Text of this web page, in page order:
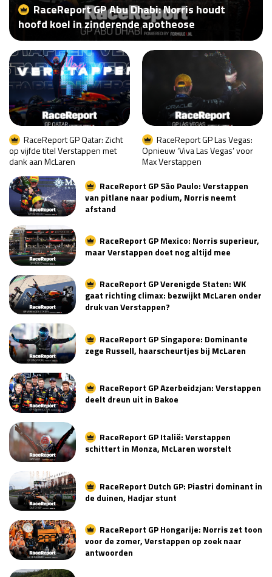
Race
za 13:00 - 15:00
GP VERENIGDE STATEN 2026 23 - 25 okt
Kwalificatie
za 23:00 - 00:00
Race
zo 21:00 - 23:00
GP MEXICO 2026
Race
zo 21:00 - 23:00
GP SÃO PAULO 2026 06 - 08 nov
Kwalificatie
za 19:00 - 20:00
Race
LAS VEGAS GRAND PRIX 2026 20 - 22 nov
Kwalificatie
Race
GP QATAR 2026
Kwalificatie
Race
zo 17:00 - 19:00
GP ABU DHABI 2026 04 - 06 dec
Kwalificatie
za 15:00 - 16:00
Race
RaceReport GP Abu Dhabi: Norris houdt
hoofd koel in zinderende apotheose
RaceReport GP Qatar: Zicht
op vijfde titel Verstappen met
dank aan McLaren
RaceReport GP Las Vegas:
Opnieuw ‘Viva Las Vegas’ voor
Max Verstappen
RaceReport GP São Paulo: Verstappen
van pitlane naar podium, Norris neemt
afstand
RaceReport GP Mexico: Norris superieur,
maar Verstappen doet nog altijd mee
RaceReport GP Verenigde Staten: WK
gaat richting climax: bezwijkt McLaren onder
druk van Verstappen?
RaceReport GP Singapore: Dominante
zege Russell, haarscheurtjes bij McLaren
RaceReport GP Azerbeidzjan: Verstappen
deelt dreun uit in Bakoe
RaceReport GP Italië: Verstappen
schittert in Monza, McLaren worstelt
RaceReport Dutch GP: Piastri dominant in
de duinen, Hadjar stunt
RaceReport GP Hongarije: Norris zet toon
voor de zomer, Verstappen op zoek naar
antwoorden